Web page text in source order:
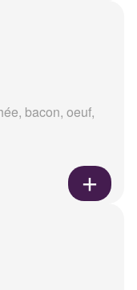
bacon, oeuf,